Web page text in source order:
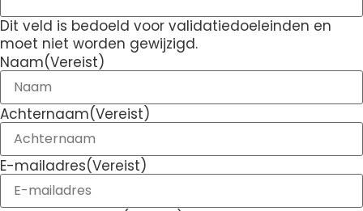
Dit veld is bedoeld voor validatiedoeleinden en
moet niet worden gewijzigd.
Naam(Vereist)
Achternaam(Vereist)
E-mailadres(Vereist)